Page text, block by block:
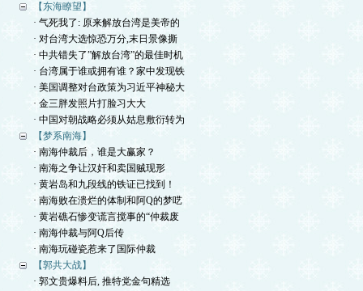
【东海瞭望】
· 气死我了: 原来解放台湾是美帝的
· 对台湾大选惊恐万分,末日景像撕
· 中共错失了”解放台湾”的最佳时机
· 台湾属于谁或拥有谁？家中发现铁
· 美国调整对台政策为习近平神秘大
· 金三胖发照片打脸习大大
· 中国对朝战略必须从姑息敷衍转为
【梦系南海】
· 南海仲裁后，谁是大赢家？
· 南海之争让汉奸和卖国贼现形
· 黄岩岛和九段线的铁证已找到！
· 南海败在溃烂的体制和阿Q的梦呓
· 黄岩礁石惨变谎言搅事的“仲裁废
· 南海仲裁与阿Q后传
· 南海玩碰瓷惹来了国际仲裁
【郭共大战】
· 郭文贵爆料后, 推特党金句精选